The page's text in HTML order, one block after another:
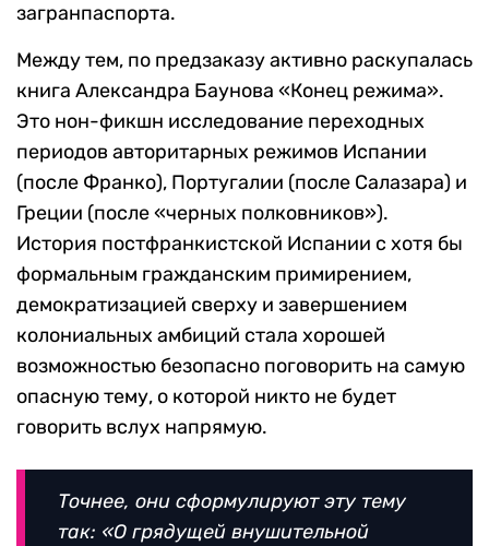
загранпаспорта.
Между тем, по предзаказу активно раскупалась
книга Александра Баунова «Конец режима».
Это нон-фикшн исследование переходных
периодов авторитарных режимов Испании
(после Франко), Португалии (после Салазара) и
Греции (после «черных полковников»).
История постфранкистской Испании с хотя бы
формальным гражданским примирением,
демократизацией сверху и завершением
колониальных амбиций стала хорошей
возможностью безопасно поговорить на самую
опасную тему, о которой никто не будет
говорить вслух напрямую.
Точнее, они сформулируют эту тему
так: «О грядущей внушительной